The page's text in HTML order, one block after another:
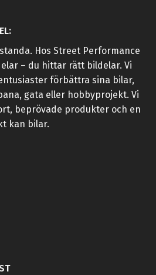
Hos Street Performance
– du hittar rätt bildelar. Vi
förbättra sina bilar,
gata eller hobbyprojekt. Vi
beprövade produkter och en
kan bilar.